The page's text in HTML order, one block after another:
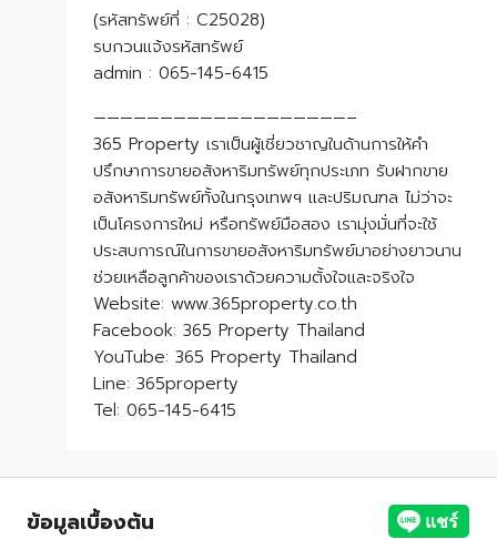
(รหัสทรัพย์ที่ : C25028)
รบกวนแจ้งรหัสทรัพย์
admin : 065-145-6415
———————————————————–
365 Property เราเป็นผู้เชี่ยวชาญในด้านการให้คำ
ปรึกษาการขายอสังหาริมทรัพย์ทุกประเภท รับฝากขาย
อสังหาริมทรัพย์ทั้งในกรุงเทพฯ และปริมณฑล ไม่ว่าจะ
เป็นโครงการใหม่ หรือทรัพย์มือสอง เรามุ่งมั่นที่จะใช้
ประสบการณ์ในการขายอสังหาริมทรัพย์มาอย่างยาวนาน
ช่วยเหลือลูกค้าของเราด้วยความตั้งใจและจริงใจ
Website: www.365property.co.th
Facebook: 365 Property Thailand
YouTube: 365 Property Thailand
Line: 365property
Tel: 065-145-6415
ข้อมูลเบื้องต้น